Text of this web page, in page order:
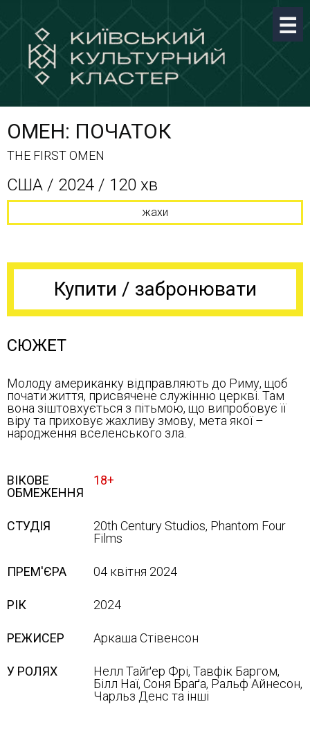
ОМЕН: ПОЧАТОК
THE FIRST OMEN
США / 2024 / 120 хв
жахи
Купити / забронювати
СЮЖЕТ
Молоду американку відправляють до Риму, щоб
почати життя, присвячене служінню церкві. Там
вона зіштовхується з пітьмою, що випробовує її
віру та приховує жахливу змову, мета якої –
народження вселенського зла.
ВІКОВЕ
ОБМЕЖЕННЯ
18+
СТУДІЯ
20th Century Studios, Phantom Four
Films
ПРЕМ'ЄРА 04 квітня 2024
РІК 2024
РЕЖИСЕР Аркаша Стівенсон
У РОЛЯХ
Нелл Тайґер Фрі, Тавфік Баргом,
Білл Наї, Соня Браґа, Ральф Айнесон,
Чарльз Денс та інші